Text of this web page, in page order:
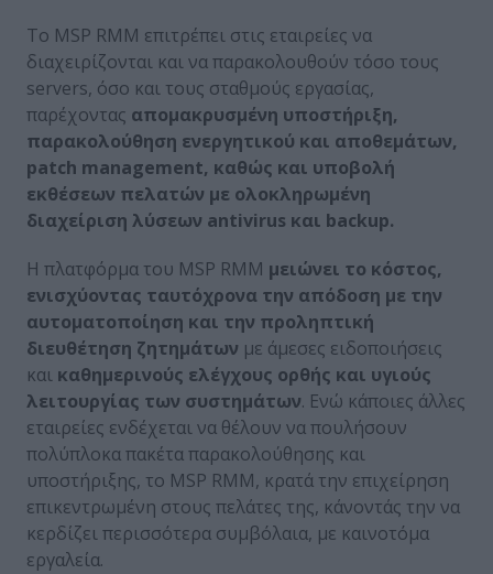
Το MSP RMM επιτρέπει στις εταιρείες να
διαχειρίζονται και να παρακολουθούν τόσο τους
servers, όσο και τους σταθμούς εργασίας,
παρέχοντας απομακρυσμένη υποστήριξη,
παρακολούθηση ενεργητικού και αποθεμάτων,
patch management, καθώς και υποβολή
εκθέσεων πελατών με ολοκληρωμένη
διαχείριση λύσεων antivirus και backup.
Η πλατφόρμα του MSP RMM μειώνει το κόστος,
ενισχύοντας ταυτόχρονα την απόδοση με την
αυτοματοποίηση και την προληπτική
διευθέτηση ζητημάτων με άμεσες ειδοποιήσεις
και καθημερινούς ελέγχους ορθής και υγιούς
λειτουργίας των συστημάτων. Ενώ κάποιες άλλες
εταιρείες ενδέχεται να θέλουν να πουλήσουν
πολύπλοκα πακέτα παρακολούθησης και
υποστήριξης, το MSP RMM, κρατά την επιχείρηση
επικεντρωμένη στους πελάτες της, κάνοντάς την να
κερδίζει περισσότερα συμβόλαια, με καινοτόμα
εργαλεία.